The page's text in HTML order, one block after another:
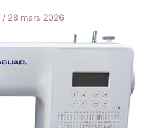
/ 28 mars 2026